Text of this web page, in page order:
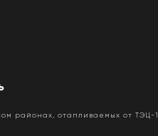
районах, отапливаемых от ТЭЦ-1